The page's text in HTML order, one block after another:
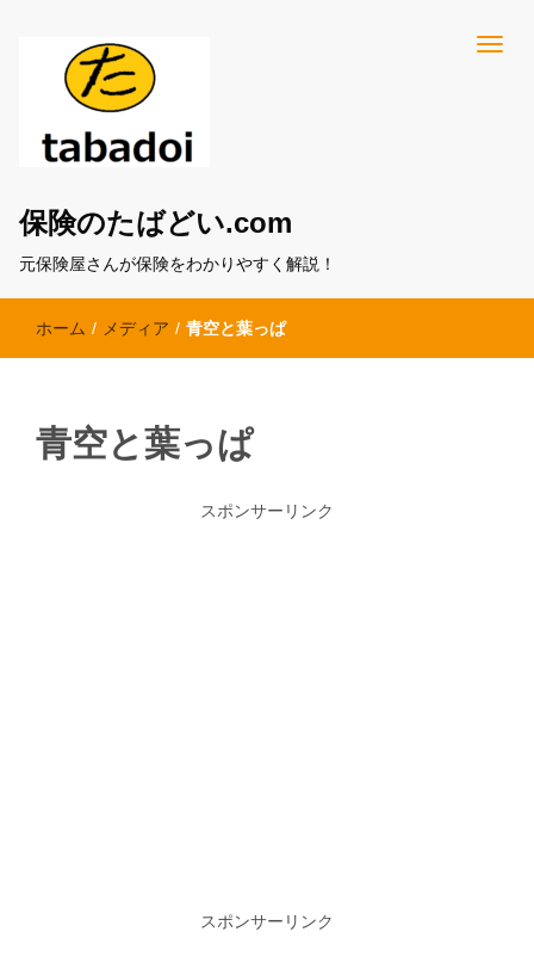
保険のたばどい.com
元保険屋さんが保険をわかりやすく解説！
ホーム / メディア / 青空と葉っぱ
青空と葉っぱ
スポンサーリンク
スポンサーリンク